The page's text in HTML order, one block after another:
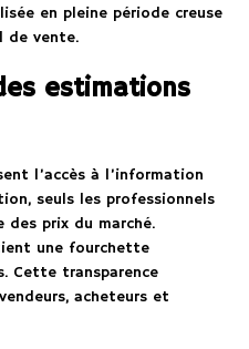
en pleine période creuse
de vente.
estimations
l’accès à l’information
seuls les professionnels
des prix du marché.
une fourchette
Cette transparence
acheteurs et